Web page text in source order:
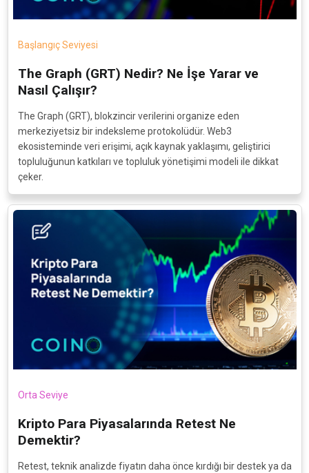
Başlangıç Seviyesi
The Graph (GRT) Nedir? Ne İşe Yarar ve
Nasıl Çalışır?
The Graph (GRT), blokzincir verilerini organize eden
merkeziyetsiz bir indeksleme protokolüdür. Web3
ekosisteminde veri erişimi, açık kaynak yaklaşımı, geliştirici
topluluğunun katkıları ve topluluk yönetişimi modeli ile dikkat
çeker.
Orta Seviye
Kripto Para Piyasalarında Retest Ne
Demektir?
Retest, teknik analizde fiyatın daha önce kırdığı bir destek ya da